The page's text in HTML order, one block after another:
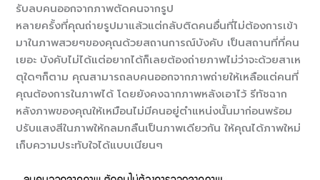
รับลบคนออกจากภาพตัดคนจากรูป
หลายครั้งที่คุณถ่ายรูปมาแล้วแต่กลับติดคนอื่นที่ไม่ต้องการเข้า
มาในภาพสวยๆของคุณด้วยสถานการณ์บังคับ เป็นสถานที่ที่คน
เยอะ บังคับไม่ได้แต่อยากได้ก็เลยต้องถ่ายภาพไม่ว่าจะด้วยสาเห
ตุใดๆก็ตาม คุณสามารถลบคนออกจากภาพถ่ายให้เหลือแต่คนที่
คุณต้องการในภาพได้ โดยยังคงฉากภาพหลังเอาไว้ รีทัชฉาก
หลังภาพของคุณให้เหมือนไม่มีคนอยู่ตำแหน่งนั้นมาก่อนพร้อม
ปรับแสงสีในภาพให้กลมกลืนเป็นภาพเดียวกัน ให้คุณได้ภาพใหม่
เก็บความประทับใจได้แบบเนียนๆ